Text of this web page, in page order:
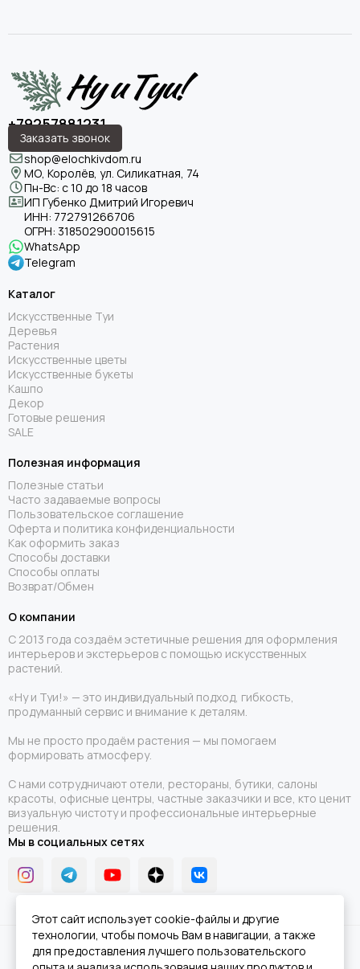
+79257881231
Заказать звонок
shop@elochkivdom.ru
МО, Королёв, ул. Силикатная, 74
Пн-Вс: с 10 до 18 часов
ИП Губенко Дмитрий Игоревич
ИНН: 772791266706
ОГРН: 318502900015615
WhatsApp
Telegram
Каталог
Искусственные Туи
Деревья
Растения
Искусственные цветы
Искусственные букеты
Кашпо
Декор
Готовые решения
SALE
Полезная информация
Полезные статьи
Часто задаваемые вопросы
Пользовательское соглашение
Оферта и политика конфиденциальности
Как оформить заказ
Способы доставки
Способы оплаты
Возврат/Обмен
О компании
С 2013 года создаём эстетичные решения для оформления
интерьеров и экстерьеров с помощью искусственных
растений.
«Ну и Туи!» — это индивидуальный подход, гибкость,
продуманный сервис и внимание к деталям.
Мы не просто продаём растения — мы помогаем
формировать атмосферу.
С нами сотрудничают отели, рестораны, бутики, салоны
красоты, офисные центры, частные заказчики и все, кто ценит
визуальную чистоту и профессиональные интерьерные
решения.
Мы в социальных сетях
2026 © Ну и Туи!.Карта сайта
Этот сайт использует cookie-файлы и другие
технологии, чтобы помочь Вам в навигации, а также
для предоставления лучшего пользовательского